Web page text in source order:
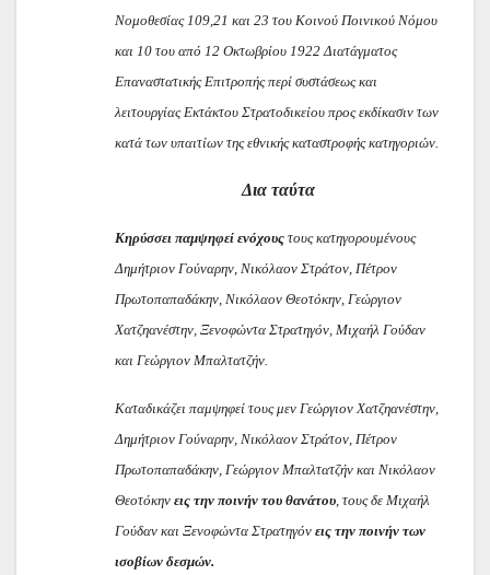
Νομοθεσίας 109,21 και 23 του Κοινού Ποινικού Νόμου
και 10 του από 12 Οκτωβρίου 1922 Διατάγματος
Επαναστατικής Επιτροπής περί συστάσεως και
λειτουργίας Εκτάκτου Στρατοδικείου προς εκδίκασιν των
κατά των υπαιτίων της εθνικής καταστροφής κατηγοριών.
Δια ταύτα
Κηρύσσει παμψηφεί ενόχους τους κατηγορουμένους
Δημήτριον Γούναρην, Νικόλαον Στράτον, Πέτρον
Πρωτοπαπαδάκην, Νικόλαον Θεοτόκην, Γεώργιον
Χατζηανέστην, Ξενοφώντα Στρατηγόν, Μιχαήλ Γούδαν
και Γεώργιον Μπαλτατζήν.
Καταδικάζει παμψηφεί τους μεν Γεώργιον Χατζηανέστην,
Δημήτριον Γούναρην, Νικόλαον Στράτον, Πέτρον
Πρωτοπαπαδάκην, Γεώργιον Μπαλτατζήν και Νικόλαον
Θεοτόκην εις την ποινήν του θανάτου, τους δε Μιχαήλ
Γούδαν και Ξενοφώντα Στρατηγόν εις την ποινήν των
ισοβίων δεσμών.